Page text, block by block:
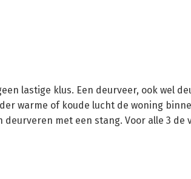
lastige klus. Een deurveer, ook wel
warme of koude lucht de woning
met een stang. Voor alle 3